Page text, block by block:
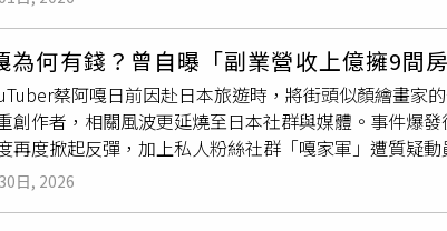
出來，為了大家的安全與健康，用選票教訓民進黨！
要支持有正義感、有專業素養，永遠把人民放心裡的
較於對手有上面關愛的眼神與國家機器，國民黨只能
憲，打倒賴清德的代理人，延續宜蘭藍色執政，讓正
國民黨團隊全壘打！吳宗憲表示，地方大小事務他都
市運作需要的財政紀律、法律規定、建設工程、採購
、司法都有實務經驗，有國家的完整專業訓練，絕對
有許多地方剩下老人在顧家，長輩「孤單」的問題亟
照、會找人干擾被害人看診，已屬惡害告知，會造成被
構成恐嚇有不同判斷。榮姓女子的委任律師抗辯，漫
不一樣，這兩句話的中文是每天全力以赴以完成重大
，而是針對自己處理事情儘管很困難，仍想堅持下去
名漫畫，這兩句日文中譯的意思是「在一瞬間的勝負
的方式活動」，因此並非檢方所稱的恐嚇圖文。引發
敵客，他是資深殺手，登場時衣服上常刺有四字標語
忍不住疑惑：「他咋想的？」TopBarry則坦言，輸贏
一下，是一件有趣的事情。」艾熱帶來《我聽聞過你看
探訪過的新疆「喂喂喂」盲人足球隊，呼應近期足球
梁源卻評價作品「都是奇數拍，不好傳播」，引來不
說唱在不同階段承擔不同的使命。首播最讓人緊張的
源之間的正面開火。盛宇演出歌曲《人選天選論》後
語出驚人拋出「AI寫的詞不比這差」，一句話讓現場
硬回擊「中文說唱史上前三的Diss我有兩首，這就是水
為何有錢？曾自曝「副業營收上億擁9
蔡阿嘎日前因赴日本旅遊時，將街頭似顏繪畫家
創作者，相關風波更延燒至日本社群與媒體。事件爆
再度掀起反彈，加上私人粉絲社群「嘎家軍」遭質疑
阿嘎的驚人財力也引發討論。29日蔡阿嘎二度拍片公
軍」的質疑，他坦承，「這幾天，因為我的一些言論和
日, 2026